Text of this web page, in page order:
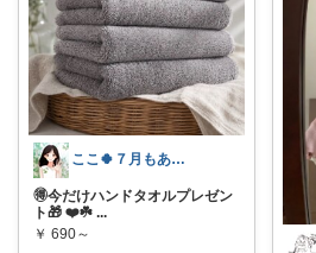
ここ🍀７月もありがとう🍀
🉐今だけハンドタオルプレゼン
ト🎁 ❤️☘️ ...
￥ 690～